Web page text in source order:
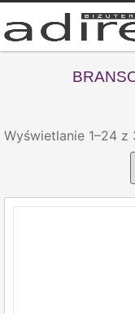
Wyświetlanie 1–24